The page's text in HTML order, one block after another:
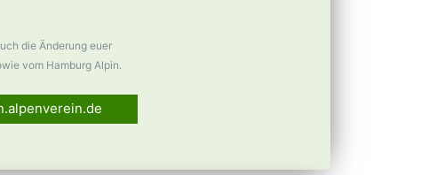
die Änderung euer
vom Hamburg Alpin.